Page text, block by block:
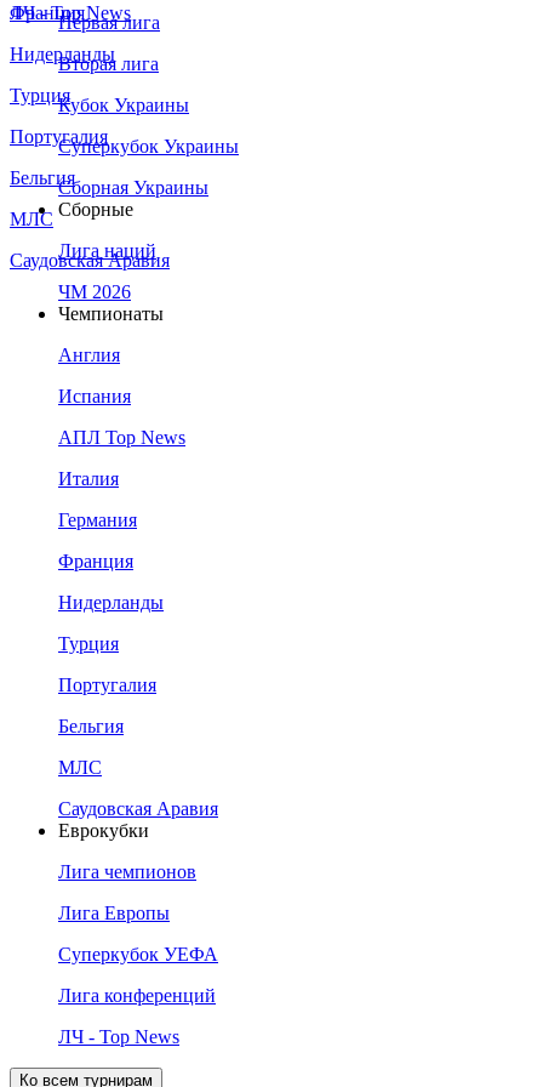
Франция
Нидерланды
Турция
Португалия
Бельгия
МЛС
Саудовская Аравия
ЛЧ - Top News
Первая лига
Вторая лига
Кубок Украины
Суперкубок Украины
Сборная Украины
Сборные
Лига наций
ЧМ 2026
Чемпионаты
Англия
Испания
АПЛ Top News
Италия
Германия
Франция
Нидерланды
Турция
Португалия
Бельгия
МЛС
Саудовская Аравия
Еврокубки
Лига чемпионов
Лига Европы
Суперкубок УЕФА
Лига конференций
ЛЧ - Top News
Ко всем турнирам